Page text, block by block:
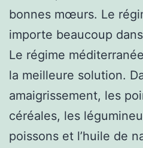
bonnes mœurs. Le
importe beaucoup
Le régime
la meilleure solution.
amaigrissement, les
céréales, les
poissons et l’huile de